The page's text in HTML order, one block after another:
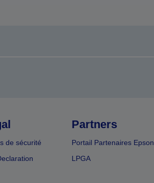
de sécurité
Partners
Portail Partenaires Epson
LPGA